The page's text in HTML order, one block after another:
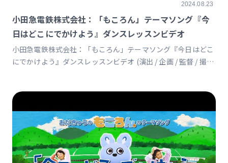
2024.08.23
小田急電鉄株式会社：「もころん」テーマソング『今
日はどこにでかけよう』ダンスレッスンビデオ
小田急電鉄株式会社：「もころん」テーマソング『今日はどこ
にでかけよう』ダンスレッスンビデオ (演出 / 企画 / 監督 / 撮影